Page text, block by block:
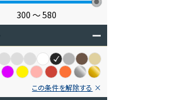
300 〜580
ー
この条件を解除する